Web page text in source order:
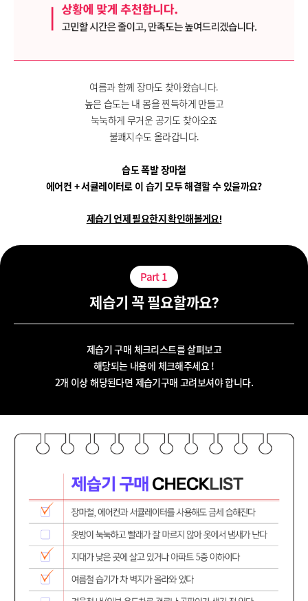
여름과 함께 장마도 찾아왔습니다.
높은 습도는 내 몸을 찐득하게 만들고
눅눅하게 무거운 공기도 찾아오죠
불쾌지수도 올라갑니다.
습도 폭발 장마철
에어컨 + 서큘레이터로 이 습기 모두 해결할 수 있을까요?
제습기 언제 필요한지 확인해볼게요!
Part1
제습기 꼭 필요할까요?
제습기 구매 체크리스트를 살펴보고
해당되는 내용에 체크해주세요 !
2개 이상 해당된다면 제습기구매 고려보셔야 합니다.